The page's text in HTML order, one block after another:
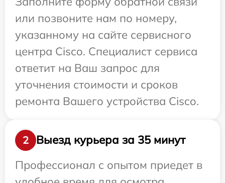
или позвоните нам по номеру,
указанному на сайте сервисного
центра Cisco. Специалист сервиса
ответит на Ваш запрос для
уточнения стоимости и сроков
ремонта Вашего устройства Cisco.
2
Выезд курьера за 35 минут
Профессионал с опытом приедет в